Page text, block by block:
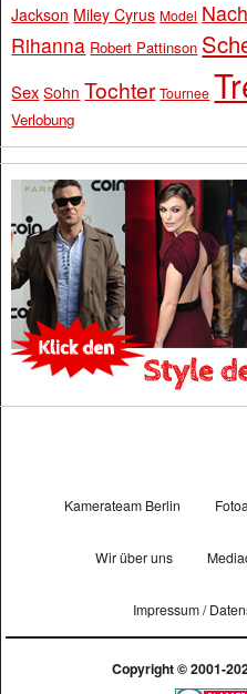
Jackson Miley Cyrus Model
Rihanna Robert Pattinson
Sex Sohn Tochter Tournee
Verlobung
Kamerateam Berlin
Wir über uns
Impressum /
Copyright © 2001-